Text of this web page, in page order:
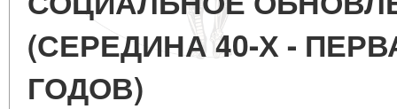
(СЕРЕДИНА 40-Х -
ГОДОВ)